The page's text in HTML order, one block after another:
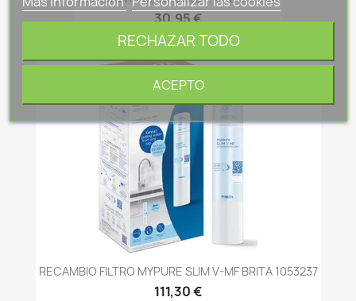
30,95 €
RECAMBIO FILTRO MYPURE SLIM V-MF BRITA 1053237
111,30 €
RECHAZAR TODO
ACEPTO